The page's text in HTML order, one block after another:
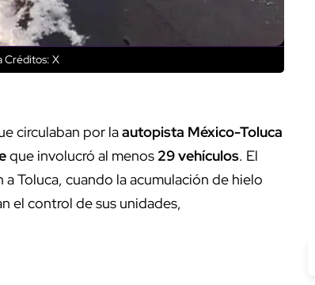
Créditos: X
circulaban por laautopista México-Toluca
que involucró al menos 29 vehículos. El
a Toluca, cuando la acumulación de hielo
el control de sus unidades,